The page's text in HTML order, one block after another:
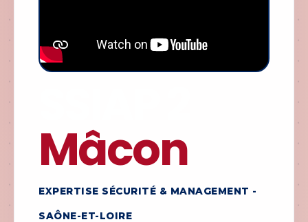
Mâcon
EXPERTISE SÉCURITÉ & MANAGEMENT -
SAÔNE-ET-LOIRE